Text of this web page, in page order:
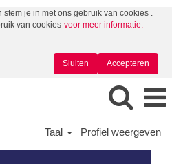
je in met ons gebruik van cookies .
van cookies voor meer informatie.
Accepteren
Sluiten
Taal Profiel weergeven